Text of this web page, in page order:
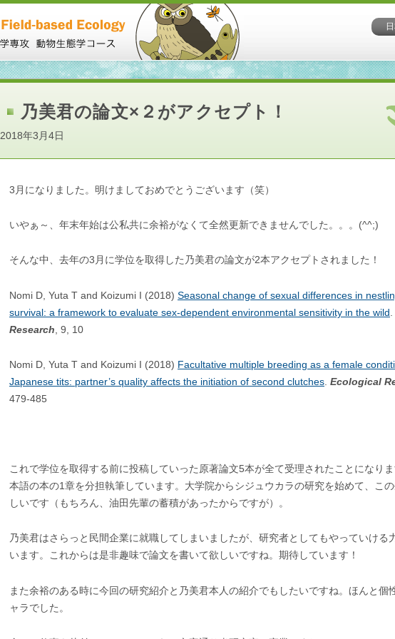
乃美君の論文×２がアクセプト！
2018年3月4日
3月になりました。明けましておめでとうございます（笑）
いやぁ～、年末年始は公私共に余裕がなくて全然更新できませんでした。。。(^^;)
そんな中、去年の3月に学位を取得した乃美君の論文が2本アクセプトされました！
Nomi D, Yuta T and Koizumi I (2018) Seasonal change of sexual differences in
survival: a framework to evaluate sex-dependent environmental sensitivity in the wild
Research , 9, 10
Nomi D, Yuta T and Koizumi I (2018) Facultative multiple breeding as a female
Japanese tits: partner’s quality affects the initiation of second clutches Ecological
479-485
これで学位を取得する前に投稿していった原著論文5本が全て受理されたことになり
本語の本の1章を分担執筆しています。大学院からシジュウカラの研究を始めて、こ
しいです（もちろん、油田先輩の蓄積があったからですが）。
乃美君はさらっと民間企業に就職してしまいましたが、研究者としてもやっていける
います。これからは是非趣味で論文を書いて欲しいですね。期待しています！
また余裕のある時に今回の研究紹介と乃美君本人の紹介でもしたいですね。ほんと個
ャラでした。